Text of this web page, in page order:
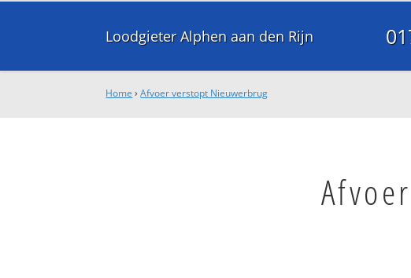
Loodgieter Alphen aan den Rijn
Home ›Afvoer verstopt Nieuwerbrug